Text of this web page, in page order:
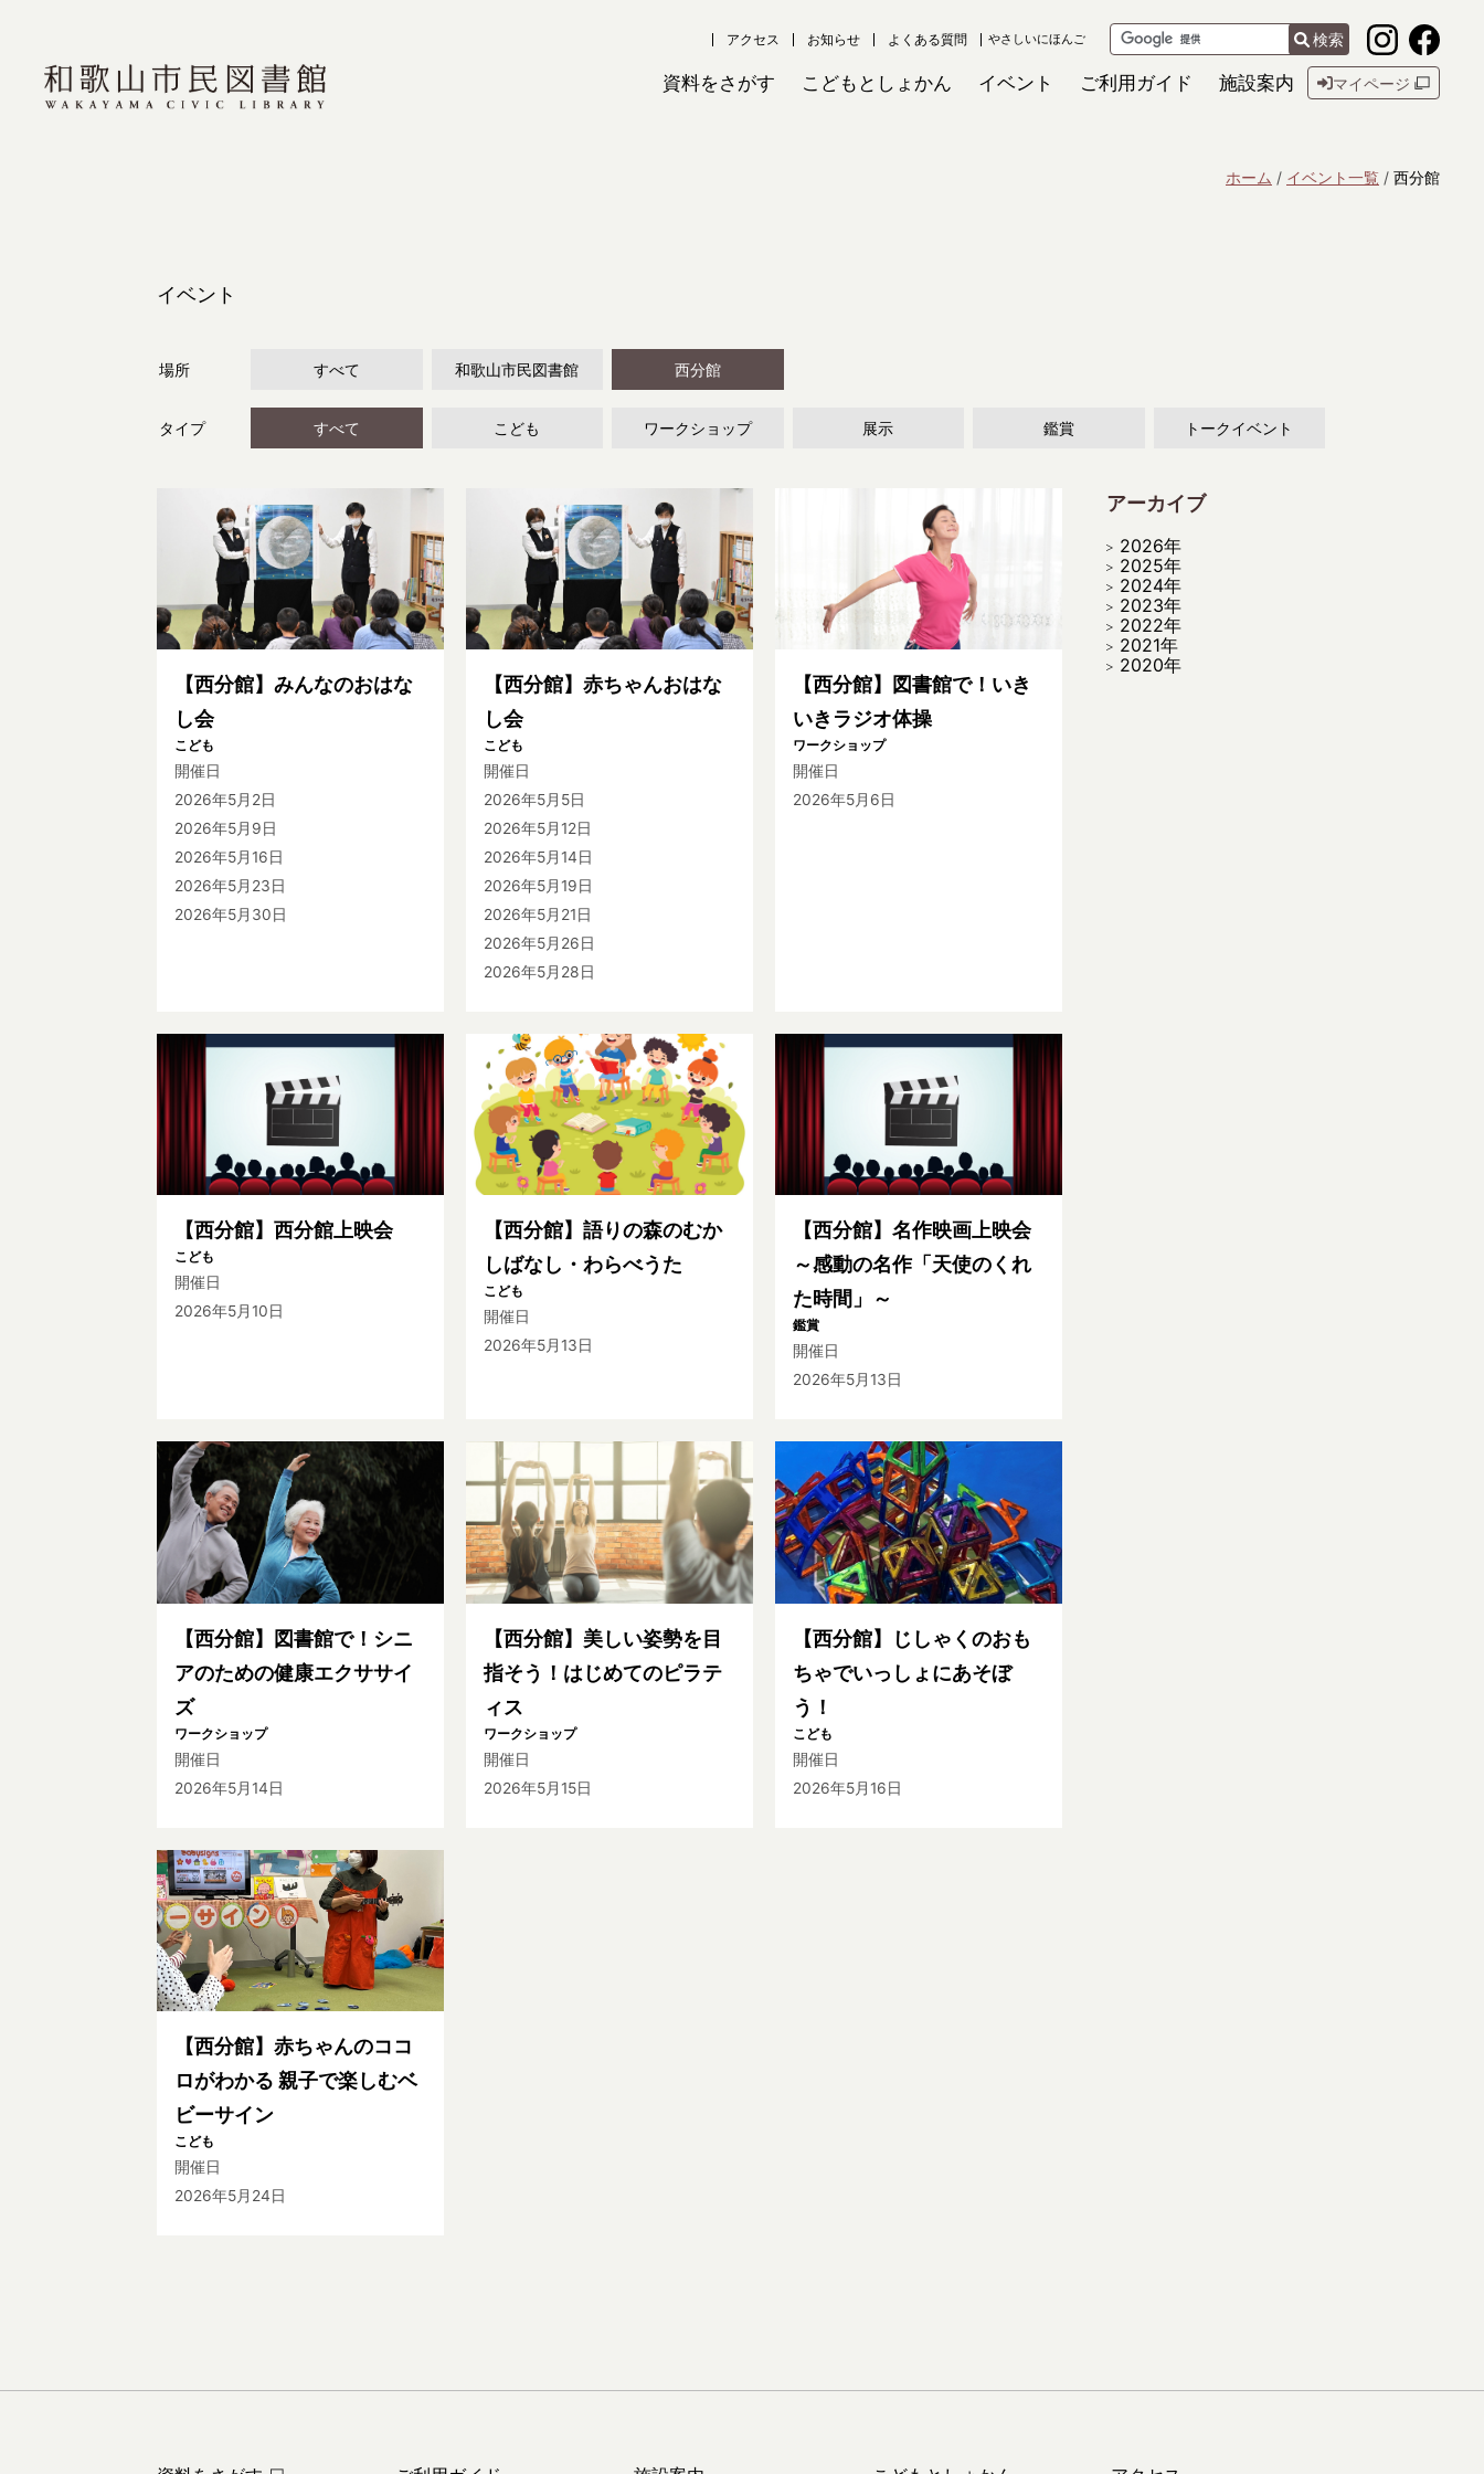
アクセス お知らせ よくある質問 やさしいにほんご 検索
資料をさがす こどもとしょかん イベント ご利用ガイド 施設案内 マイページ
ホーム イベント一覧 西分館
イベント
場所 すべて 和歌山市民図書館 西分館
タイプ すべて こども ワークショップ 展示 鑑賞 トークイベント
【西分館】みんなのおはな
し会
こども
開催日
2026年5月2日
2026年5月9日
2026年5月16日
2026年5月23日
2026年5月30日
【西分館】赤ちゃんおはな
し会
こども
開催日
2026年5月5日
2026年5月12日
2026年5月14日
2026年5月19日
2026年5月21日
2026年5月26日
2026年5月28日
【西分館】図書館で！いき
いきラジオ体操
ワークショップ
開催日
2026年5月6日
【西分館】西分館上映会
こども
開催日
2026年5月10日
【西分館】語りの森のむか
しばなし・わらべうた
こども
開催日
2026年5月13日
【西分館】名作映画上映会
～感動の名作「天使のくれ
た時間」～
鑑賞
開催日
2026年5月13日
【西分館】図書館で！シニ
アのための健康エクササイ
ズ
ワークショップ
開催日
2026年5月14日
【西分館】美しい姿勢を目
指そう！はじめてのピラテ
ィス
ワークショップ
開催日
2026年5月15日
【西分館】じしゃくのおも
ちゃでいっしょにあそぼ
う！
こども
開催日
2026年5月16日
【西分館】赤ちゃんのココ
ロがわかる 親子で楽しむベ
ビーサイン
こども
開催日
2026年5月24日
アーカイブ
2026年
2025年
2024年
2023年
2022年
2021年
2020年